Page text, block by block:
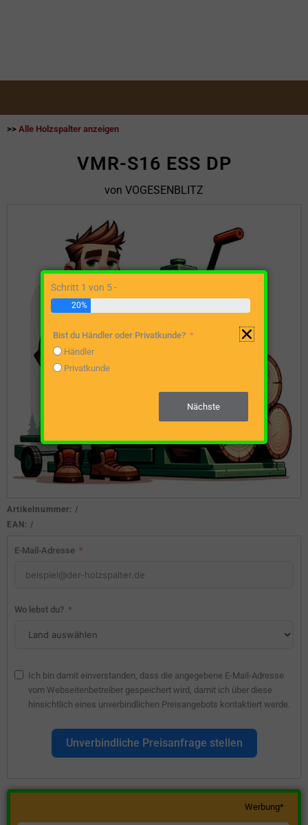
>> Alle Holzspalter anzeigen
VMR-S16 ESS DP
von VOGESENBLITZ
Artikelnummer: /
EAN: /
E-Mail-Adresse
Wo lebst du?
Ich bin damit einverstanden, dass die angegebene E-Mail-Adresse
vom Webseitenbetreiber gespeichert wird, damit ich über diese
hinsichtlich eines unverbindlichen Preisangebots kontaktiert werde.
Unverbindliche Preisanfrage stellen
Werbung*
Schritt 1 von 5 -
20%
Bist du Händler oder Privatkunde?
Händler
Privatkunde
Nächste